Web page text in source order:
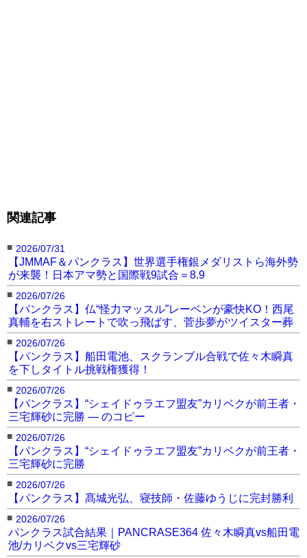
関連記事
■ 2026/07/31
【JMMAF＆パンクラス】世界選手権銀メダリストら海外勢
が来襲！日本アマ勢と国際戦9試合＝8.9
■ 2026/07/26
【パンクラス】仏“怪力マッスル”レーベンが豪快KO！西尾
真輔を右ストレートで吹っ飛ばす、菅歩夢がツイスター葬
■ 2026/07/26
【パンクラス】船田電池、スクランブル合戦で佐々木瞬真
を下しタイトル挑戦権獲得！
■ 2026/07/26
【パンクラス】“シェイドゥラエフ盟友”カリベクが前王者・
三宅輝砂に完勝 — のコピー
■ 2026/07/26
【パンクラス】“シェイドゥラエフ盟友”カリベクが前王者・
三宅輝砂に完勝
■ 2026/07/26
【パンクラス】髙城光弘、寝技師・佐藤ゆうじに完封勝利
■ 2026/07/26
パンクラス試合結果｜PANCRASE364 佐々木瞬真vs船田電
池/カリベクvs三宅輝砂